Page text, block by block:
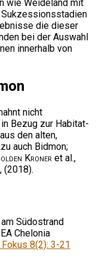
wie Weideland mit
Sukzessionsstadien
die dieser
bei der Auswahl
innerhalb von
nicht
Bezug zur Habitat-
den alten,
auch Bidmon;
Kroner et al.,
(2018).
Südostrand
Chelonia
8(2): 3-21